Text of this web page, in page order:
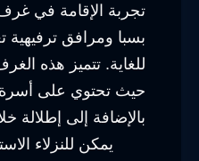
تجربة الإقامة في
بسبا ومرافق ترفيهية
للغاية. تتميز هذه
حيث تحتوي على أسرة
بالإضافة إلى إطلالة
يمكن للنزلاء